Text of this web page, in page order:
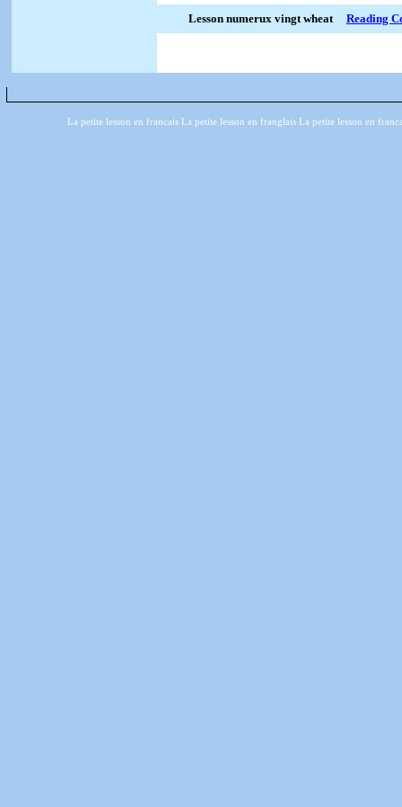
Lesson numerux vingt wheat Reading
La petite lesson en francais La petite lesson en franglais La petite lesson en